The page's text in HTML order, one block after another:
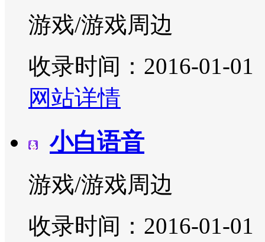
游戏/游戏周边
收录时间：2016-01-01
网站详情
小白语音
游戏/游戏周边
收录时间：2016-01-01